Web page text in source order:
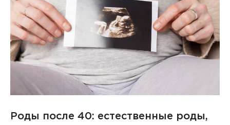
Роды после 40: естественные роды,